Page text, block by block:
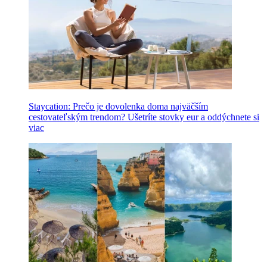
Staycation: Prečo je dovolenka doma najväčším
cestovateľským trendom? Ušetríte stovky eur a oddýchnete si
viac